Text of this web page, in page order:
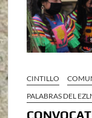
CINTILLO
PALABRAS DEL